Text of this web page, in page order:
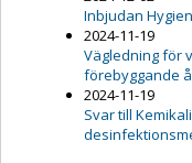
Inbjudan
2024-11-19
Vägledning för
förebyggande
2024-11-19
Svar till